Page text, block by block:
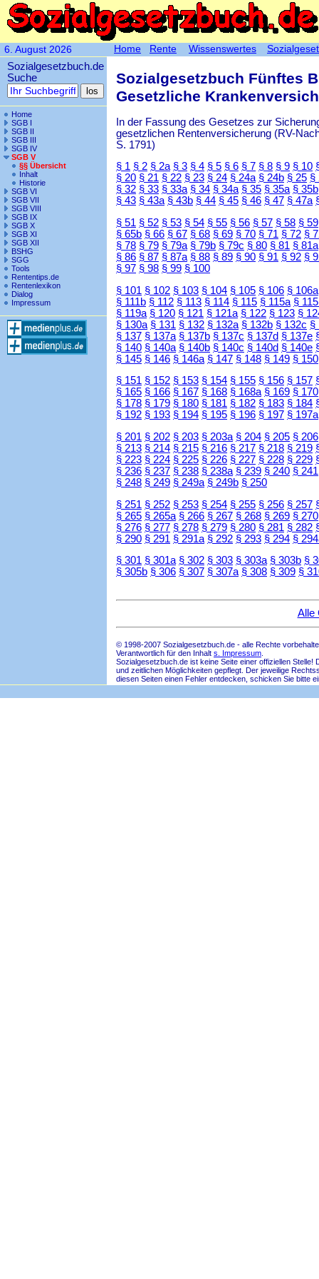
6. August 2026
Sozialgesetzbuch.de
Suche
Home
SGB I
SGB II
SGB III
SGB IV
SGB V
§§ Übersicht
Inhalt
Historie
SGB VI
SGB VII
SGB VIII
SGB IX
SGB X
SGB XI
SGB XII
BSHG
SGG
Tools
Rententips.de
Rentenlexikon
Dialog
Impressum
Sozialgesetzbuch Fünftes
Gesetzliche
In der Fassung des Gesetzes zur
gesetzlichen Rentenversicherung (RV-
S. 1791)
§ 1 § 2 § 2a § 3 § 4 § 5 § 6 § 7 § 8 § 9 § 10
§ 20 § 21 § 22 § 23 § 24 § 24a § 24b § 25 §
§ 32 § 33 § 33a § 34 § 34a § 35 § 35a § 35b
§ 43 § 43a § 43b § 44 § 45 § 46 § 47 § 47a
§ 51 § 52 § 53 § 54 § 55 § 56 § 57 § 58 § 59
§ 65b § 66 § 67 § 68 § 69 § 70 § 71 § 72 §
§ 78 § 79 § 79a § 79b § 79c § 80 § 81 § 81a
§ 86 § 87 § 87a § 88 § 89 § 90 § 91 § 92 §
§ 97 § 98 § 99 § 100
§ 101 § 102 § 103 § 104 § 105 § 106 § 106a
§ 111b § 112 § 113 § 114 § 115 § 115a §
§ 119a § 120 § 121 § 121a § 122 § 123 §
§ 130a § 131 § 132 § 132a § 132b § 132c §
§ 137 § 137a § 137b § 137c § 137d § 137e
§ 140 § 140a § 140b § 140c § 140d § 140e
§ 145 § 146 § 146a § 147 § 148 § 149 § 150
§ 151 § 152 § 153 § 154 § 155 § 156 § 157
§ 165 § 166 § 167 § 168 § 168a § 169 § 170
§ 178 § 179 § 180 § 181 § 182 § 183 § 184
§ 192 § 193 § 194 § 195 § 196 § 197 § 197a
§ 201 § 202 § 203 § 203a § 204 § 205 § 206
§ 213 § 214 § 215 § 216 § 217 § 218 § 219
§ 223 § 224 § 225 § 226 § 227 § 228 § 229
§ 236 § 237 § 238 § 238a § 239 § 240 § 241
§ 248 § 249 § 249a § 249b § 250
§ 251 § 252 § 253 § 254 § 255 § 256 § 257
§ 265 § 265a § 266 § 267 § 268 § 269 § 270
§ 276 § 277 § 278 § 279 § 280 § 281 § 282
§ 290 § 291 § 291a § 292 § 293 § 294 §
§ 301 § 301a § 302 § 303 § 303a § 303b §
§ 305b § 306 § 307 § 307a § 308 § 309 §
Alle
© 1998-2007 Sozialgesetzbuch.de - alle Rechte
Verantwortlich für den Inhalt s. Impressum
Sozialgesetzbuch.de ist keine Seite einer offiziellen
und zeitlichen Möglichkeiten gepflegt. Der jeweilige
diesen Seiten einen Fehler entdecken, schicken Sie bitte
Home Rente Wissenswertes